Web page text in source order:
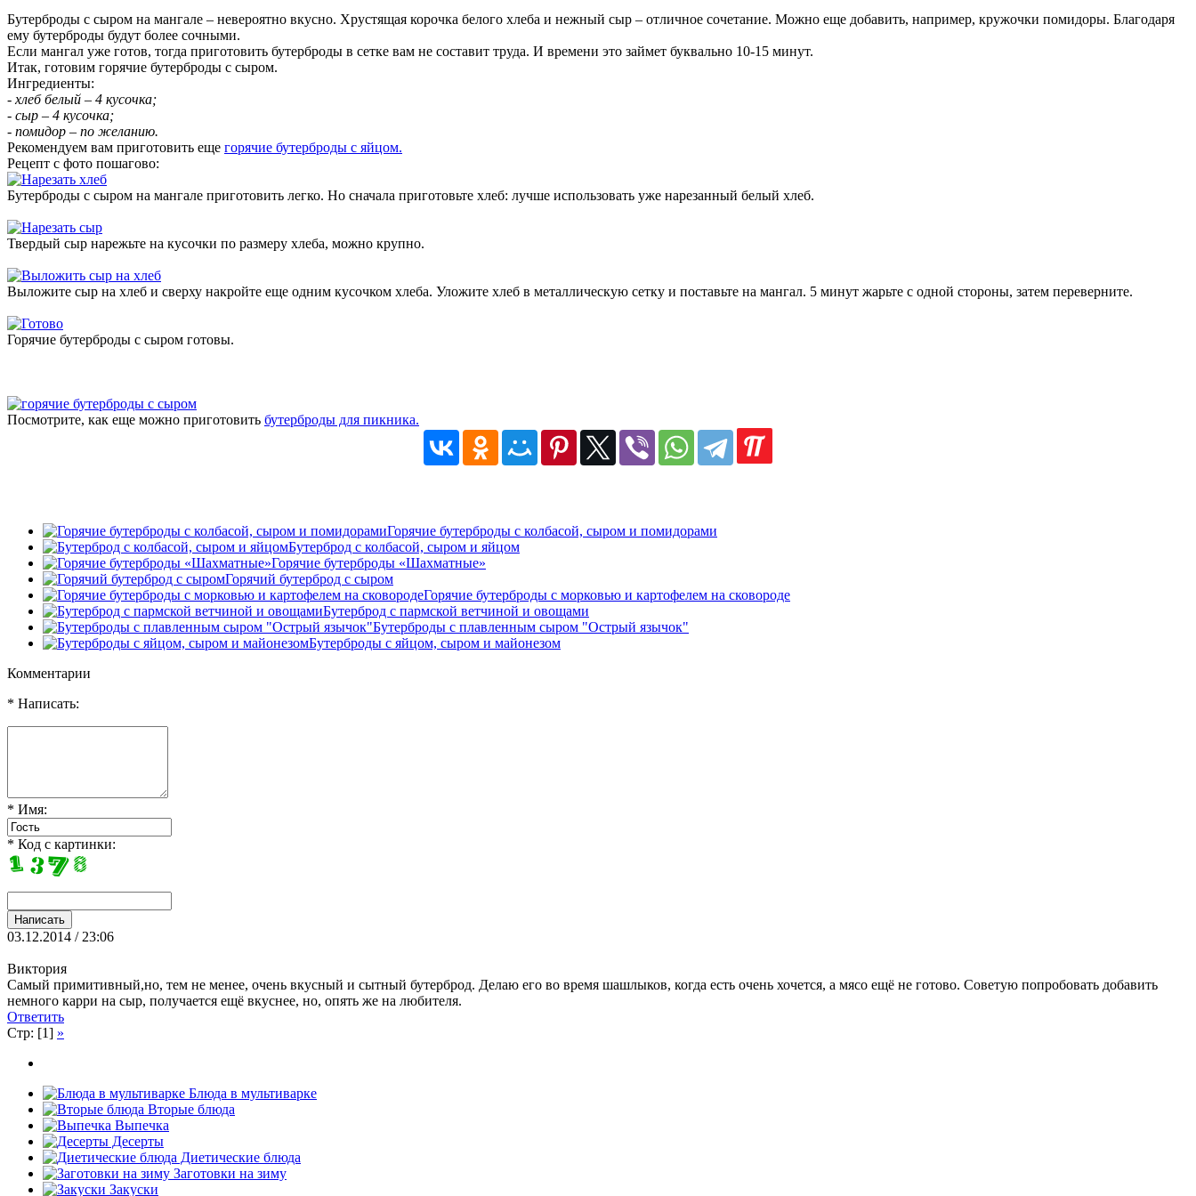
Бутерброды с сыром на мангале – невероятно вкусно. Хрустящая корочка белого хлеба и нежный сыр – отличное сочетание. Можно еще добавить, например, кружочки помидоры. Благодаря
ему бутерброды будут более сочными.
Если мангал уже готов, тогда приготовить бутерброды в сетке вам не составит труда. И времени это займет буквально 10-15 минут.
Итак, готовим горячие бутерброды с сыром.
Ингредиенты:
- хлеб белый – 4 кусочка;
- сыр – 4 кусочка;
- помидор – по желанию.
Рекомендуем вам приготовить еще горячие бутерброды с яйцом.
Рецепт с фото пошагово:
Бутерброды с сыром на мангале приготовить легко. Но сначала приготовьте хлеб: лучше использовать уже нарезанный белый хлеб.
Твердый сыр нарежьте на кусочки по размеру хлеба, можно крупно.
Выложите сыр на хлеб и сверху накройте еще одним кусочком хлеба. Уложите хлеб в металлическую сетку и поставьте на мангал. 5 минут жарьте с одной стороны, затем переверните.
Горячие бутерброды с сыром готовы.
Посмотрите, как еще можно приготовить бутерброды для пикника.
Горячие бутерброды с колбасой, сыром и помидорами
Бутерброд с колбасой, сыром и яйцом
Горячие бутерброды «Шахматные»
Горячий бутерброд с сыром
Горячие бутерброды с морковью и картофелем на сковороде
Бутерброд с пармской ветчиной и овощами
Бутерброды с плавленным сыром "Острый язычок"
Бутерброды с яйцом, сыром и майонезом
Комментарии
* Написать:
* Имя:
* Код с картинки:
03.12.2014 / 23:06
Виктория
Самый примитивный,но, тем не менее, очень вкусный и сытный бутерброд. Делаю его во время шашлыков, когда есть очень хочется, а мясо ещё не готово. Советую попробовать добавить
немного карри на сыр, получается ещё вкуснее, но, опять же на любителя.
Ответить
Стр: [1] »
Блюда в мультиварке
Вторые блюда
Выпечка
Десерты
Диетические блюда
Заготовки на зиму
Закуски